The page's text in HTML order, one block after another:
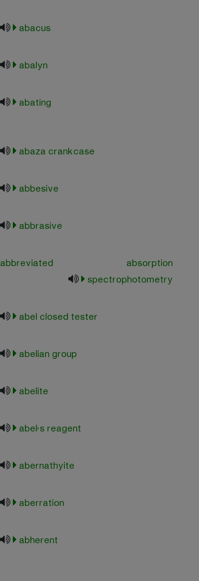
abacus
abalyn
abating
abaza crankcase
abbesive
abbrasive
abbreviated absorption
spectrophotometry
abel closed tester
abelian group
abelite
abel's reagent
abernathyite
aberration
abherent